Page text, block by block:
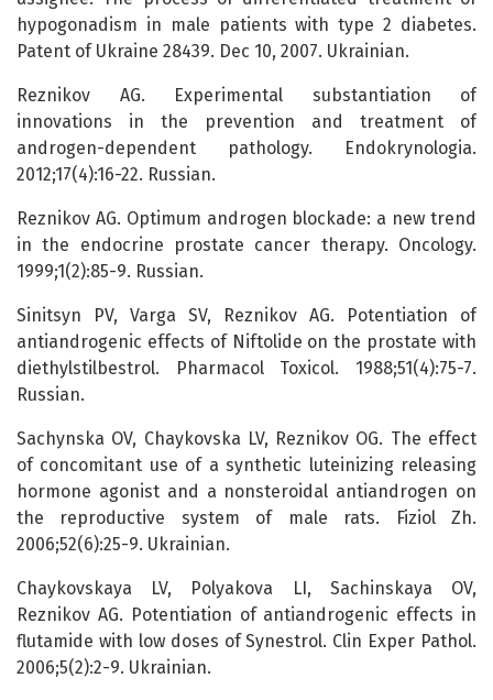
hypogonadism in male patients with type 2 diabetes.
Patent of Ukraine 28439. Dec 10, 2007. Ukrainian.
Reznikov AG. Experimental substantiation of
innovations in the prevention and treatment of
androgen-dependent pathology. Endokrynologia.
2012;17(4):16-22. Russian.
Reznikov AG. Optimum androgen blockade: a new trend
in the endocrine prostate cancer therapy. Oncology.
1999;1(2):85-9. Russian.
Sinitsyn PV, Varga SV, Reznikov AG. Potentiation of
antiandrogenic effects of Niftolide on the prostate with
diethylstilbestrol. Pharmacol Toxicol. 1988;51(4):75-7.
Russian.
Sachynska OV, Chaykovska LV, Reznikov OG. The effect
of concomitant use of a synthetic luteinizing releasing
hormone agonist and a nonsteroidal antiandrogen on
the reproductive system of male rats. Fiziol Zh.
2006;52(6):25-9. Ukrainian.
Chaykovskaya LV, Polyakova LI, Sachinskaya OV,
Reznikov AG. Potentiation of antiandrogenic effects in
flutamide with low doses of Synestrol. Clin Exper Pathol.
2006;5(2):2-9. Ukrainian.